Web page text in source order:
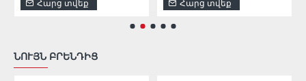
Հարց տվեք
Հարց տվեք
ՆՈՒՅՆ ԲՐԵՆԴԻՑ